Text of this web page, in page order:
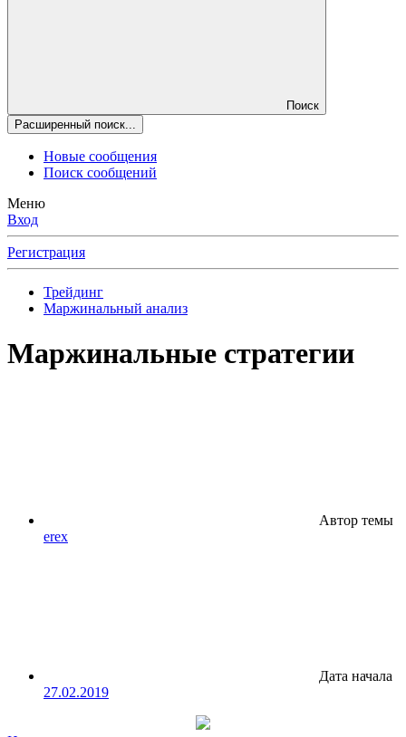
Поиск
Расширенный поиск...
Новые сообщения
Поиск сообщений
Меню
Вход
Регистрация
Трейдинг
Маржинальный анализ
Маржинальные стратегии
Автор темы
erex
Дата начала
27.02.2019